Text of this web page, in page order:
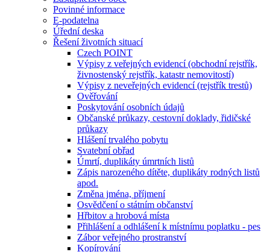
Povinné informace
E-podatelna
Úřední deska
Řešení životních situací
Czech POINT
Výpisy z veřejných evidencí (obchodní rejstřík,
živnostenský rejstřík, katastr nemovitostí)
Výpisy z neveřejných evidencí (rejstřík trestů)
Ověřování
Poskytování osobních údajů
Občanské průkazy, cestovní doklady, řidičské
průkazy
Hlášení trvalého pobytu
Svatební obřad
Úmrtí, duplikáty úmrtních listů
Zápis narozeného dítěte, duplikáty rodných listů
apod.
Změna jména, příjmení
Osvědčení o státním občanství
Hřbitov a hrobová místa
Přihlášení a odhlášení k místnímu poplatku - pes
Zábor veřejného prostranství
Kopírování